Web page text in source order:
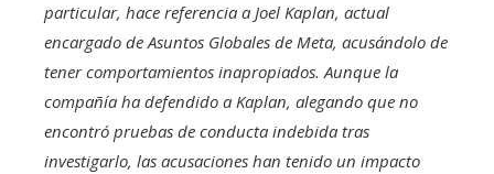
particular, hace referencia a Joel Kaplan, actual
encargado de Asuntos Globales de Meta, acusándolo de
tener comportamientos inapropiados. Aunque la
compañía ha defendido a Kaplan, alegando que no
encontró pruebas de conducta indebida tras
investigarlo, las acusaciones han tenido un impacto